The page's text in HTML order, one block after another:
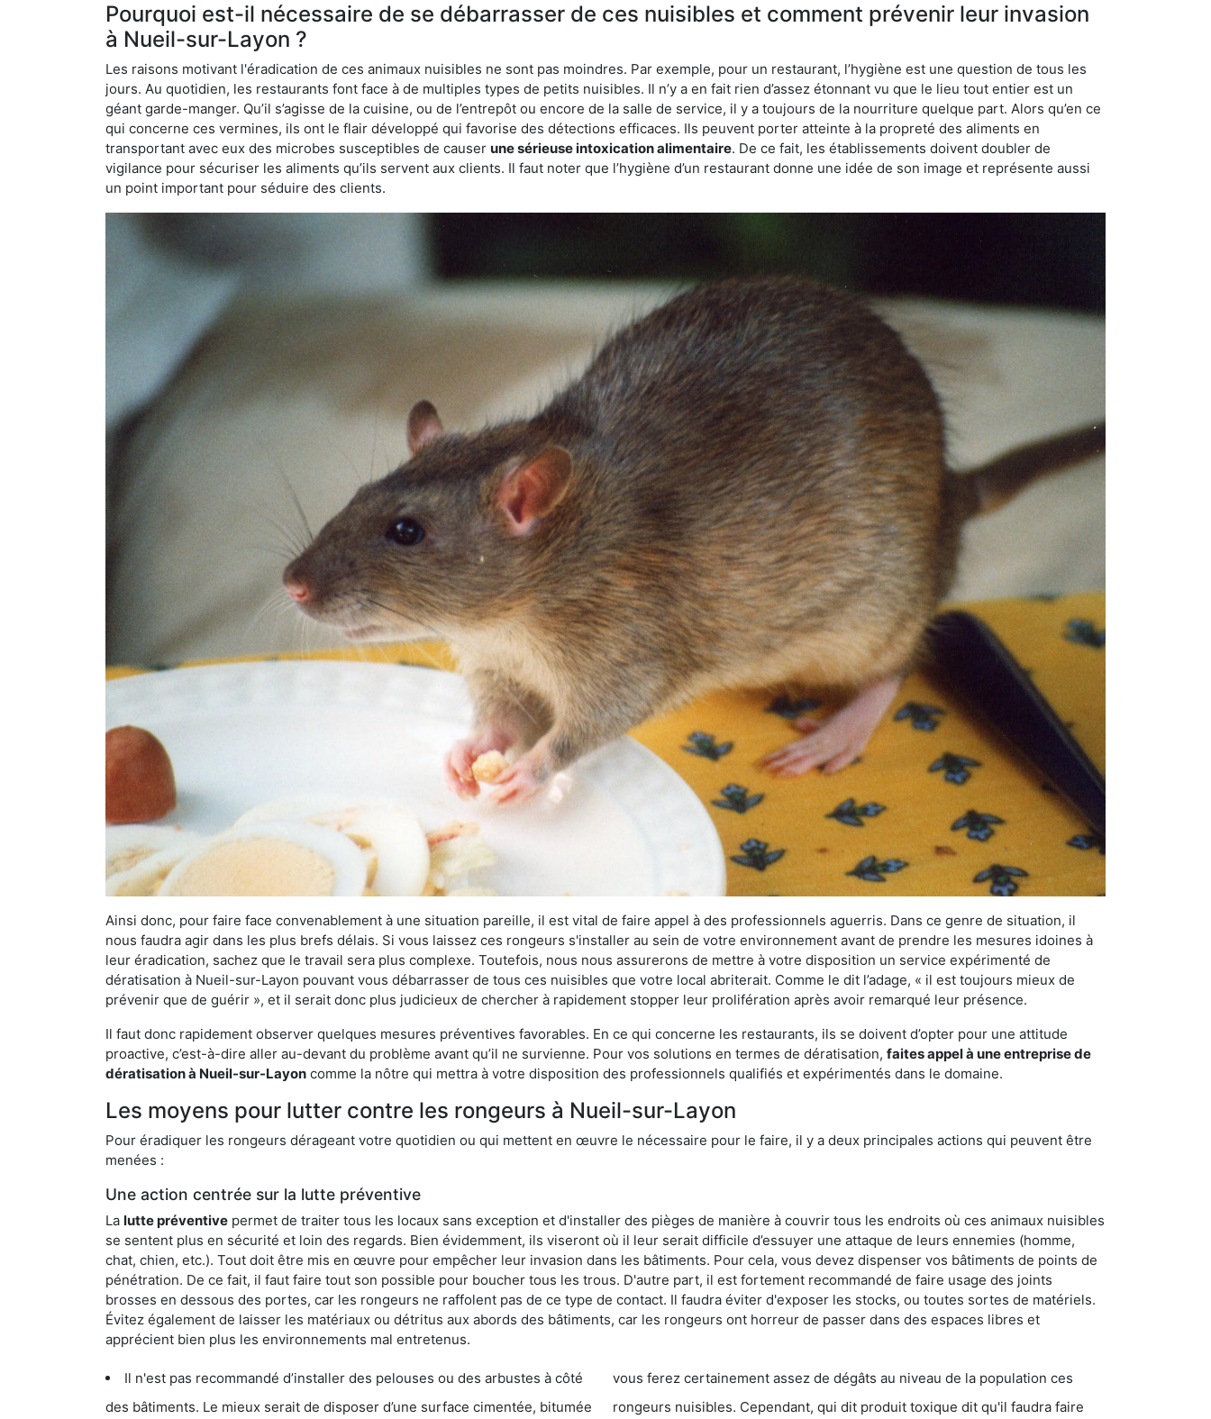
Pourquoi est-il nécessaire de se débarrasser de ces nuisibles et comment prévenir leur invasion
à Nueil-sur-Layon ?
Les raisons motivant l'éradication de ces animaux nuisibles ne sont pas moindres. Par exemple, pour un restaurant, l’hygiène est une question de tous les
jours. Au quotidien, les restaurants font face à de multiples types de petits nuisibles. Il n’y a en fait rien d’assez étonnant vu que le lieu tout entier est un
géant garde-manger. Qu’il s’agisse de la cuisine, ou de l’entrepôt ou encore de la salle de service, il y a toujours de la nourriture quelque part. Alors qu’en ce
qui concerne ces vermines, ils ont le flair développé qui favorise des détections efficaces. Ils peuvent porter atteinte à la propreté des aliments en
transportant avec eux des microbes susceptibles de causer une sérieuse intoxication alimentaire. De ce fait, les établissements doivent doubler de
vigilance pour sécuriser les aliments qu’ils servent aux clients. Il faut noter que l’hygiène d’un restaurant donne une idée de son image et représente aussi
un point important pour séduire des clients.
Ainsi donc, pour faire face convenablement à une situation pareille, il est vital de faire appel à des professionnels aguerris. Dans ce genre de situation, il
nous faudra agir dans les plus brefs délais. Si vous laissez ces rongeurs s'installer au sein de votre environnement avant de prendre les mesures idoines à
leur éradication, sachez que le travail sera plus complexe. Toutefois, nous nous assurerons de mettre à votre disposition un service expérimenté de
dératisation à Nueil-sur-Layon pouvant vous débarrasser de tous ces nuisibles que votre local abriterait. Comme le dit l’adage, « il est toujours mieux de
prévenir que de guérir », et il serait donc plus judicieux de chercher à rapidement stopper leur prolifération après avoir remarqué leur présence.
Il faut donc rapidement observer quelques mesures préventives favorables. En ce qui concerne les restaurants, ils se doivent d’opter pour une attitude
proactive, c’est-à-dire aller au-devant du problème avant qu’il ne survienne. Pour vos solutions en termes de dératisation, faites appel à une entreprise de
dératisation à Nueil-sur-Layon comme la nôtre qui mettra à votre disposition des professionnels qualifiés et expérimentés dans le domaine.
Les moyens pour lutter contre les rongeurs à Nueil-sur-Layon
Pour éradiquer les rongeurs dérageant votre quotidien ou qui mettent en œuvre le nécessaire pour le faire, il y a deux principales actions qui peuvent être
menées :
Une action centrée sur la lutte préventive
La lutte préventive permet de traiter tous les locaux sans exception et d'installer des pièges de manière à couvrir tous les endroits où ces animaux nuisibles
se sentent plus en sécurité et loin des regards. Bien évidemment, ils viseront où il leur serait difficile d’essuyer une attaque de leurs ennemies (homme,
chat, chien, etc.). Tout doit être mis en œuvre pour empêcher leur invasion dans les bâtiments. Pour cela, vous devez dispenser vos bâtiments de points de
pénétration. De ce fait, il faut faire tout son possible pour boucher tous les trous. D'autre part, il est fortement recommandé de faire usage des joints
brosses en dessous des portes, car les rongeurs ne raffolent pas de ce type de contact. Il faudra éviter d'exposer les stocks, ou toutes sortes de matériels.
Évitez également de laisser les matériaux ou détritus aux abords des bâtiments, car les rongeurs ont horreur de passer dans des espaces libres et
apprécient bien plus les environnements mal entretenus.
Il n'est pas recommandé d’installer des pelouses ou des arbustes à côté
des bâtiments. Le mieux serait de disposer d’une surface cimentée, bitumée
vous ferez certainement assez de dégâts au niveau de la population ces
rongeurs nuisibles. Cependant, qui dit produit toxique dit qu'il faudra faire